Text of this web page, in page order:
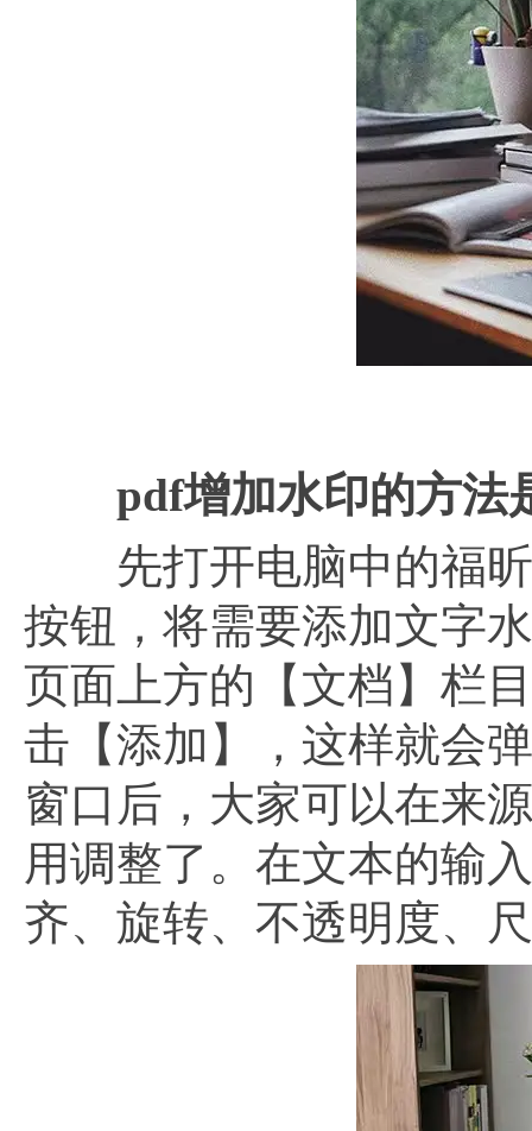
pdf增加水印的方法
先打开电脑中的福昕
按钮，将需要添加文字
页面上方的【文档】栏
击【添加】，这样就会
窗口后，大家可以在来
用调整了。在文本的输
齐、旋转、不透明度、